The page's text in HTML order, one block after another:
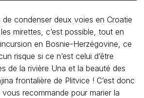
condenser deux voies en Croatie
mirettes, c’est possible, tout en
en Bosnie-Herzégovine, ce
risque si ce n’est celui d’être
de la rivière Una et la beauté des
frontalière de Plitvice ! C’est donc
recommande pour marier la